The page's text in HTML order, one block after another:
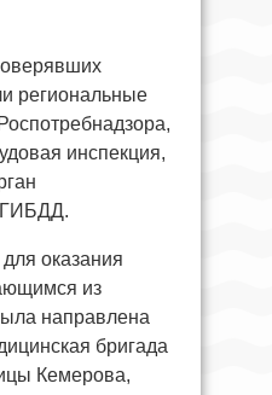
региональные
инспекция,
ГИБДД.
оказания
из
направлена
бригада
Кемерова,